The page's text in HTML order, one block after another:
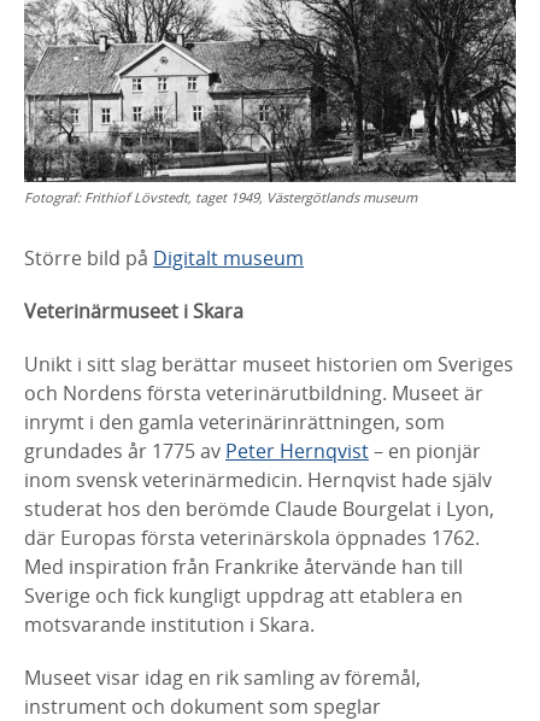
Fotograf: Frithiof Lövstedt, taget 1949, Västergötlands museum
Större bild på Digitalt museum
Veterinärmuseet i Skara
Unikt i sitt slag berättar museet historien om Sveriges
och Nordens första veterinärutbildning. Museet är
inrymt i den gamla veterinärinrättningen, som
grundades år 1775 av Peter Hernqvist– en pionjär
inom svenskveterinärmedicin. Hernqvist hade själv
studerat hos den berömde Claude Bourgelat i Lyon,
där Europas första veterinärskola öppnades 1762.
Med inspiration från Frankrike återvände han till
Sverige och fick kungligt uppdrag att etablera en
motsvarande institution i Skara.
Museet visar idag en rik samling av föremål,
instrument och dokument som speglar